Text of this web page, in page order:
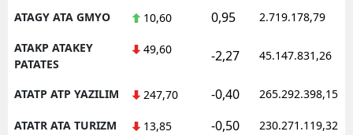
ATAGY ATA GMYO 10,60 0,95 2.719.178,79
ATAKP ATAKEY
PATATES
49,60 -2,27 45.147.831,26
ATATP ATP YAZILIM 247,70 -0,40 265.292.398,15
ATATR ATA TURIZM 13,85 -0,50 230.271.119,32